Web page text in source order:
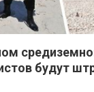
будут